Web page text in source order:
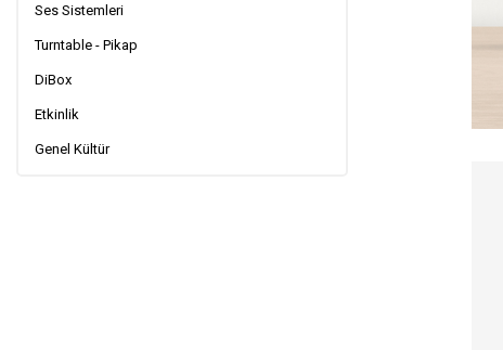
Ses Sistemleri
Turntable - Pikap
DiBox
Etkinlik
Genel Kültür